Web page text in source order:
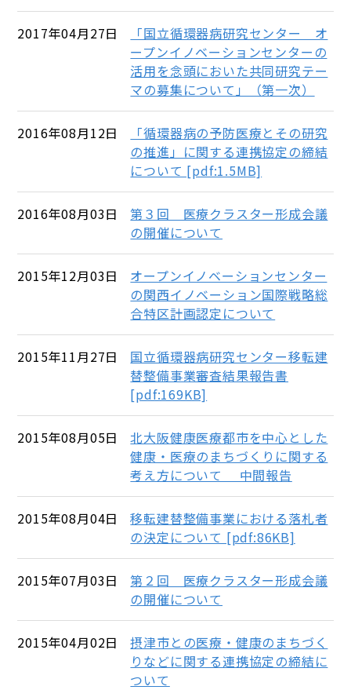
2017年04月27日
「国立循環器病研究センター オ
ープンイノベーションセンターの
活用を念頭においた共同研究テー
マの募集について」（第一次）
2016年08月12日
「循環器病の予防医療とその研究
の推進」に関する連携協定の締結
について [pdf:1.5MB]
2016年08月03日
第３回 医療クラスター形成会議
の開催について
2015年12月03日
オープンイノベーションセンター
の関西イノベーション国際戦略総
合特区計画認定について
2015年11月27日
国立循環器病研究センター移転建
替整備事業審査結果報告書
[pdf:169KB]
2015年08月05日
北大阪健康医療都市を中心とした
健康・医療のまちづくりに関する
考え方について 中間報告
2015年08月04日
移転建替整備事業における落札者
の決定について [pdf:86KB]
2015年07月03日
第２回 医療クラスター形成会議
の開催について
2015年04月02日
摂津市との医療・健康のまちづく
りなどに関する連携協定の締結に
ついて